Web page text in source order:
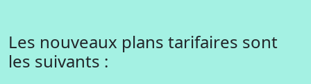
Les nouveaux plans tarifaires sont
les suivants :